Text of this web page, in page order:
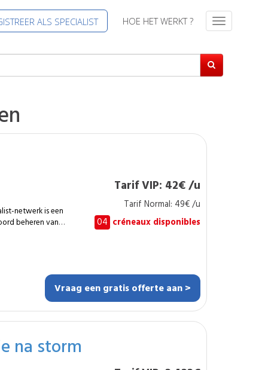
ALS SPECIALIST HOE HET WERKT ?
T
g
l
netwerk is een
beheren van
en het milieu. Ze
voor elke situatie.
Tarif VIP: 42€ /u
Tarif Normal: 49€ /u
04 créneaux disponibles
Vraag een gratis offerte aan >
na storm